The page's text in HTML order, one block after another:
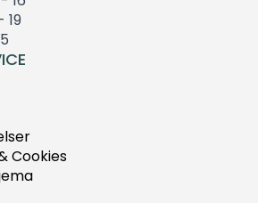
19
Cookies